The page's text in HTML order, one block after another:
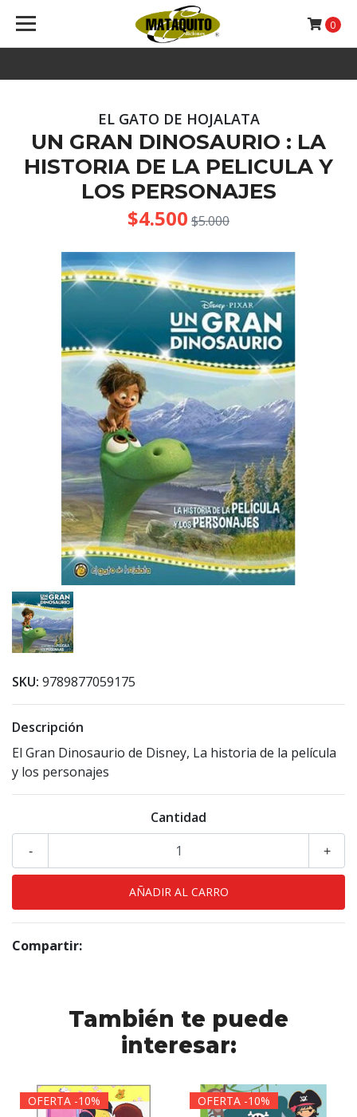
0
EL GATO DE HOJALATA
UN GRAN DINOSAURIO : LA
HISTORIA DE LA PELICULA Y
LOS PERSONAJES
$4.500 $5.000
SKU: 9789877059175
Descripción
El Gran Dinosaurio de Disney, La historia de la película
y los personajes
Cantidad
+
-
Compartir:
También te puede
interesar:
OFERTA -10% OFERTA -10%